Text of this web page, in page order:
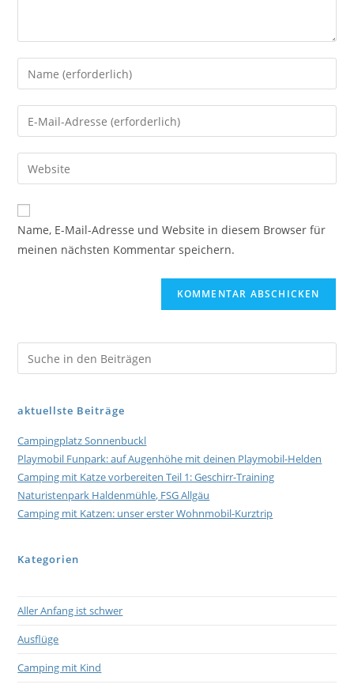
Name, E-Mail-Adresse und Website in diesem Browser für
meinen nächsten Kommentar speichern.
aktuellste Beiträge
Campingplatz Sonnenbuckl
Playmobil Funpark: auf Augenhöhe mit deinen Playmobil-Helden
Camping mit Katze vorbereiten Teil 1: Geschirr-Training
Naturistenpark Haldenmühle, FSG Allgäu
Camping mit Katzen: unser erster Wohnmobil-Kurztrip
Kategorien
Aller Anfang ist schwer
Ausflüge
Camping mit Kind